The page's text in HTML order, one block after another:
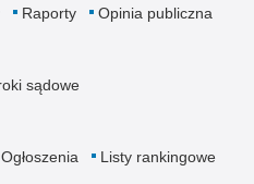
Raporty Opinia publiczna
sądowe
Ogłoszenia
Listy rankingowe